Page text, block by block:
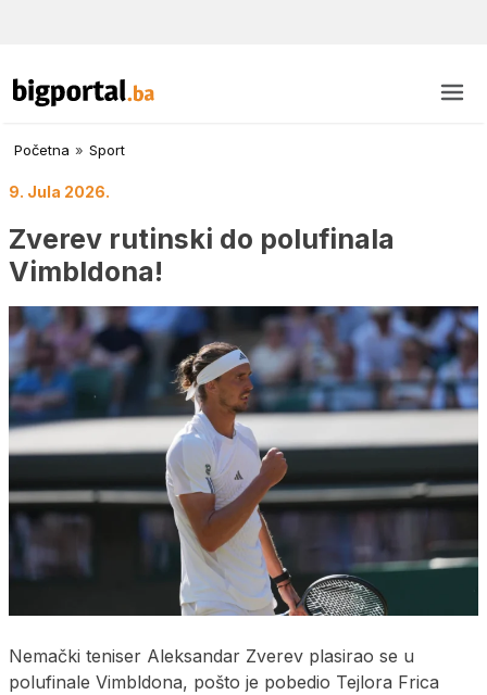
Početna » Sport
9. Jula 2026.
Zverev rutinski do polufinala
Vimbldona!
Nemački teniser Aleksandar Zverev plasirao se u
polufinale Vimbldona, pošto je pobedio Tejlora Frica